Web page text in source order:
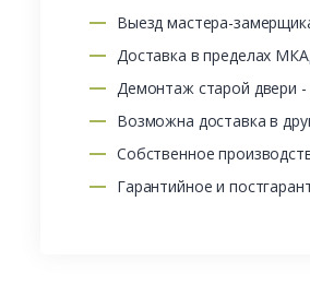
Выезд мастера-
Доставка в пределах
Демонтаж старой двери -
Возможна доставка в
Собственное
Гарантийное и